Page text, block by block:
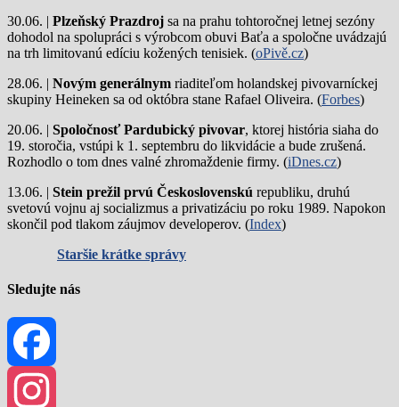
30.06. | Plzeňský Prazdroj sa na prahu tohtoročnej letnej sezóny
dohodol na spolupráci s výrobcom obuvi Baťa a spoločne uvádzajú
na trh limitovanú edíciu kožených tenisiek. (oPivě.cz)
28.06. | Novým generálnym riaditeľom holandskej pivovarníckej
skupiny Heineken sa od októbra stane Rafael Oliveira. (Forbes)
20.06. | Spoločnosť Pardubický pivovar, ktorej história siaha do
19. storočia, vstúpi k 1. septembru do likvidácie a bude zrušená.
Rozhodlo o tom dnes valné zhromaždenie firmy. (iDnes.cz)
13.06. | Stein prežil prvú Československú republiku, druhú
svetovú vojnu aj socializmus a privatizáciu po roku 1989. Napokon
skončil pod tlakom záujmov developerov. (Index)
Staršie krátke správy
Sledujte nás
Facebook